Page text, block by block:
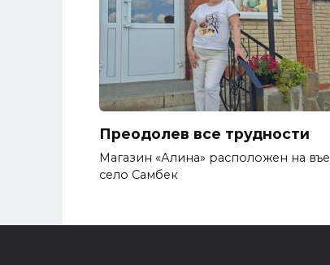
Преодолев все трудности
Магазин «Алина» расположен на
село Самбек